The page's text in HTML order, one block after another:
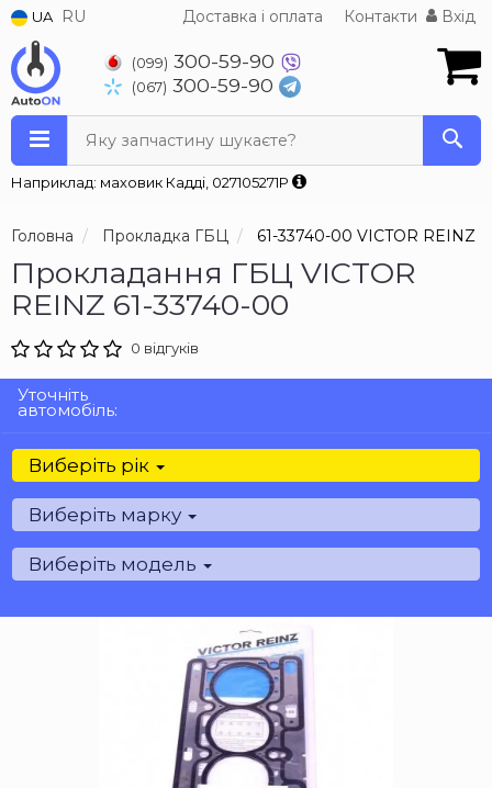
UA RU Доставка і оплата Контакти Вхід
(099) 300-59-90
(067) 300-59-90
Яку запчастину шукаєте?
Наприклад: маховик Кадді, 027105271P
Головна Прокладка ГБЦ 61-33740-00 VICTOR REINZ
Прокладання ГБЦ VICTOR
REINZ 61-33740-00
0 відгуків
Уточніть
автомобіль:
Виберіть рік
Виберіть марку
Виберіть модель